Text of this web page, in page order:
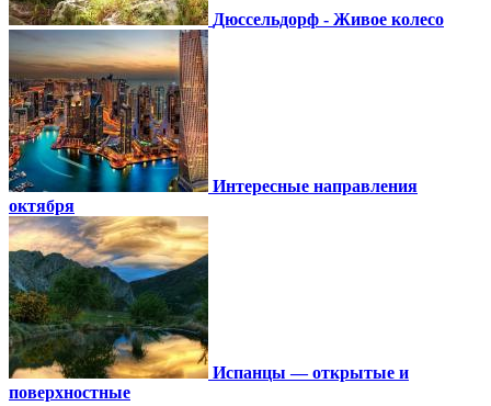
Дюссельдорф - Живое колесо
Интересные направления
октября
Испанцы — открытые и
поверхностные